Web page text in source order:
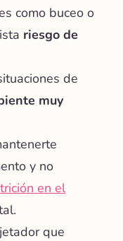
como buceo o
riesgo de
de
muy
y no
en el
que